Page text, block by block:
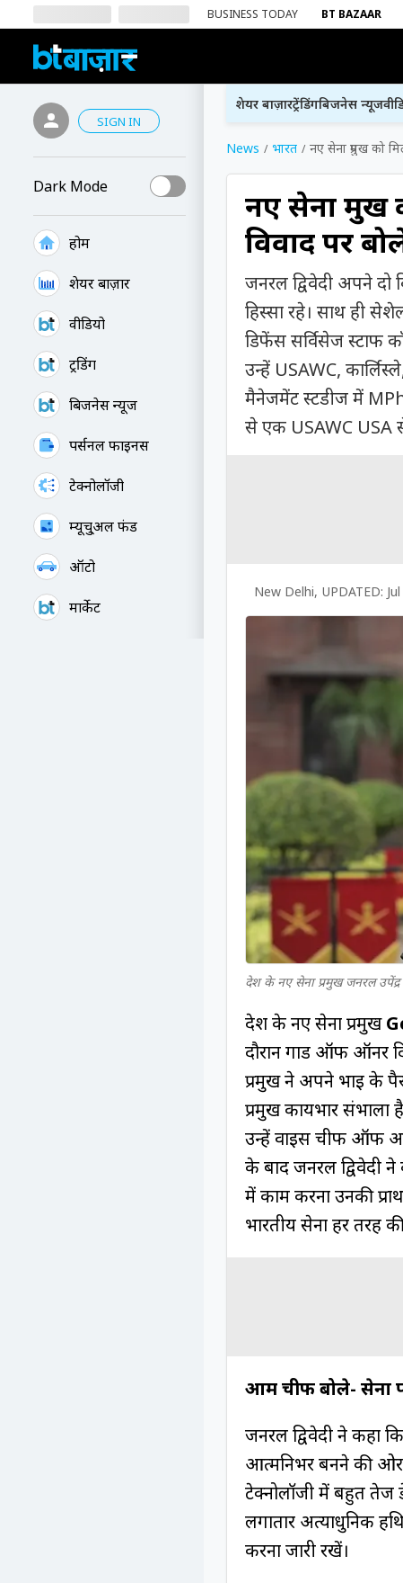
BUSINESS TODAY BT BAZAAR
SIGN IN
Dark Mode
होम
शेयर बाज़ार
वीडियो
ट्रेंडिंग
बिजनेस न्यूज
पर्सनल फाइनेंस
टेक्नोलॉजी
म्यूचु्अल फंड
ऑटो
मार्केट
शेयर बाज़ारट्रेंडिंगबिजनेस न्यूज
News भारत नए सेना प्रमुख को
नए सेना
विवाद पर
जनरल द्विवेदी अपने दो
हिस्सा रहे। साथ ही
डिफेंस सर्विसेज स्टाफ
उन्हें USAWC,
मैनेजमेंट स्टडीज में MPhil
से एक USAWC USA
New Delhi, UPDATED:
देश के नए सेना प्रमुख जनरल उपेंद्र
देश के नए सेना प्रमुख
दौरान गार्ड ऑफ ऑनर
प्रमुख ने अपने भाई के
प्रमुख कार्यभार
उन्हें वाइस चीफ ऑफ
के बाद जनरल द्विवेदी
में काम करना उनकी
भारतीय सेना हर तरह
आर्मी चीफ बोले- सेना
जनरल द्विवेदी ने कहा
आत्मनिर्भर बनने की
टेक्नोलॉजी में बहुत तेज
लगातार अत्याधुनिक
करना जारी रखें।